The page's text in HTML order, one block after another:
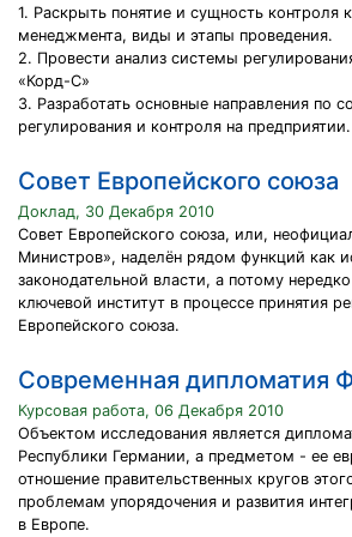
1. Раскрыть понятие и сущность контроля
менеджмента, виды и этапы проведения.
2. Провести анализ системы
«Корд-С»
3. Разработать основные направления по
регулирования и контроля на предприятии.
Совет Европейского союза
Доклад, 30 Декабря 2010
Совет Европейского союза, или,
Министров», наделён рядом функций как
законодательной власти, а потому
ключевой институт в процессе принятия
Европейского союза.
Современная дипломатия
Курсовая работа, 06 Декабря 2010
Объектом исследования является
Республики Германии, а предметом - ее
отношение правительственных кругов
проблемам упорядочения и развития
в Европе.